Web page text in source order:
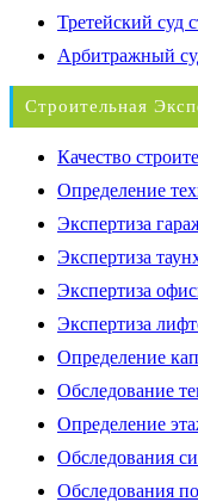
Третейский суд
Арбитражный
Строительная
Качество
Определение
Экспертиза
Экспертиза
Экспертиза
Экспертиза
Определение
Обследование
Определение
Обследования
Обследования